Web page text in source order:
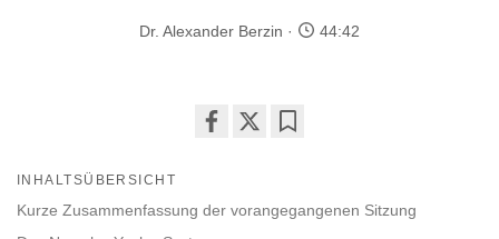
Dr. Alexander Berzin 44:42
facebook
INHALTSÜBERSICHT
Kurze Zusammenfassung der vorangegangenen Sitzung